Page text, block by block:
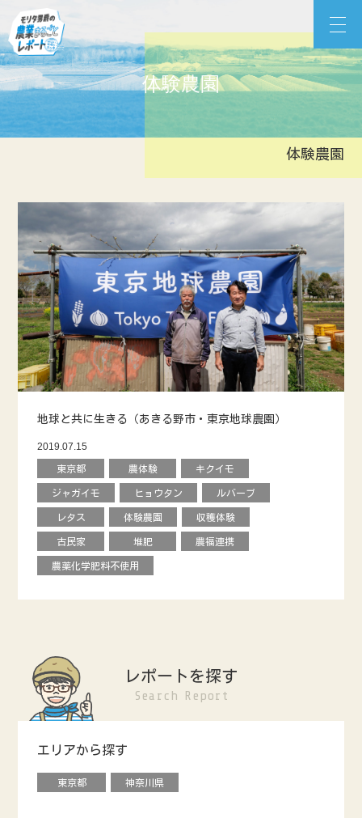
content
モリタ男爵の農業まるごとレポート
体験農園
体験農園
地球と共に生きる（あきる野市・東京地球農園）
2019.07.15
東京都 農体験 キクイモ
ジャガイモ ヒョウタン ルバーブ
レタス 体験農園 収穫体験
古民家 堆肥 農福連携
農薬化学肥料不使用
レポートを探す
Search Report
エリアから探す
東京都 神奈川県